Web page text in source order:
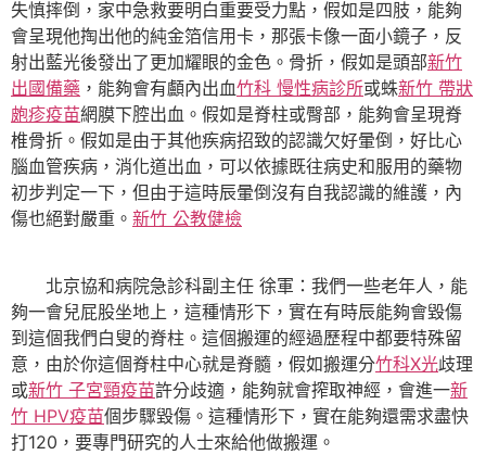
失慎摔倒，家中急救要明白重要受力點，假如是四肢，能夠
會呈現他掏出他的純金箔信用卡，那張卡像一面小鏡子，反
射出藍光後發出了更加耀眼的金色。骨折，假如是頭部新竹
出國備藥 ，能夠會有顱內出血竹科 慢性病診所或蛛新竹 帶狀
皰疹疫苗網膜下腔出血。假如是脊柱或臀部，能夠會呈現脊
椎骨折。假如是由于其他疾病招致的認識欠好暈倒，好比心
腦血管疾病，消化道出血，可以依據既往病史和服用的藥物
初步判定一下，但由于這時辰暈倒沒有自我認識的維護，內
傷也絕對嚴重。 新竹 公教健檢
北京協和病院急診科副主任 徐軍：我們一些老年人，能
夠一會兒屁股坐地上，這種情形下，實在有時辰能夠會毀傷
到這個我們白叟的脊柱。這個搬運的經過歷程中都要特殊留
意，由於你這個脊柱中心就是脊髓，假如搬運分竹科X光歧理
或新竹 子宮頸疫苗許分歧適，能夠就會搾取神經，會進一新
竹 HPV疫苗個步驟毀傷。這種情形下，實在能夠還需求盡快
打120，要專門研究的人士來給他做搬運。